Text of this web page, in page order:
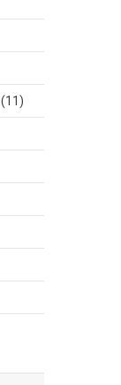
(11)